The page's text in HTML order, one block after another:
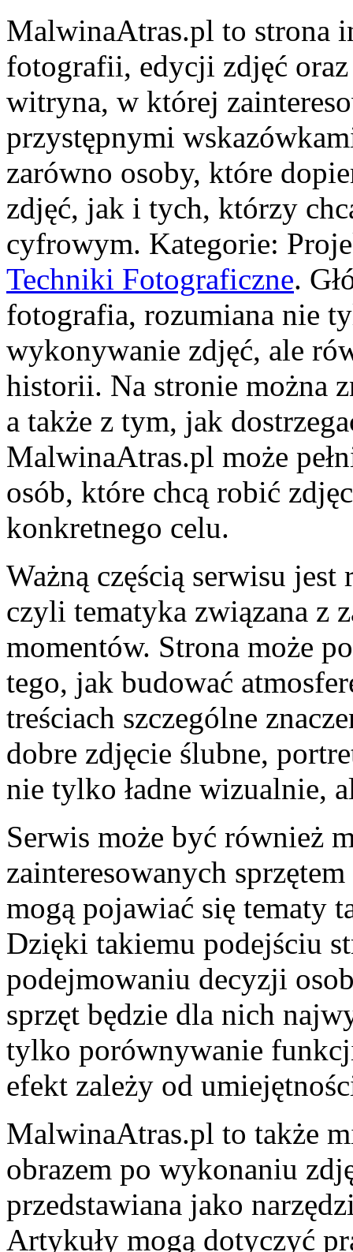
MalwinaAtras.pl to strona
fotografii, edycji zdjęć
witryna, w której
przystępnymi
zarówno osoby, które
zdjęć, jak i tych, którzy
cyfrowym. Kategorie:
Techniki Fotograficzne.
fotografia, rozumiana nie
wykonywanie zdjęć, ale
historii. Na stronie można
a także z tym, jak
MalwinaAtras.pl może
osób, które chcą robić
konkretnego celu.
Ważną częścią serwisu
czyli tematyka związana z
momentów. Strona może
tego, jak budować
treściach szczególne
dobre zdjęcie ślubne,
nie tylko ładne wizualnie,
Serwis może być również
zainteresowanych
mogą pojawiać się tematy
Dzięki takiemu podejściu
podejmowaniu decyzji
sprzęt będzie dla nich
tylko porównywanie
efekt zależy od
MalwinaAtras.pl to także
obrazem po wykonaniu
przedstawiana jako
Artykuły mogą dotyczyć